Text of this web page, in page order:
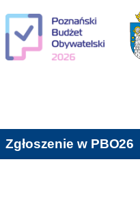
Zgłoszenie w PBO26